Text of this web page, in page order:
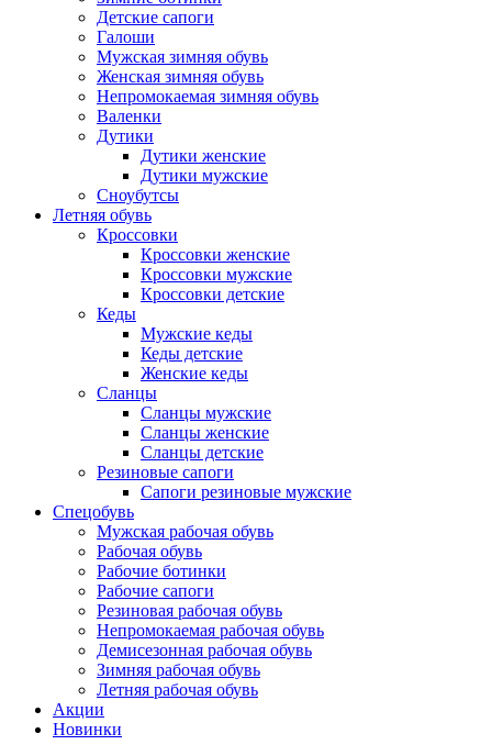
Детские сапоги
Галоши
Мужская зимняя обувь
Женская зимняя обувь
Непромокаемая зимняя обувь
Валенки
Дутики
Дутики женские
Дутики мужские
Сноубутсы
Летняя обувь
Кроссовки
Кроссовки женские
Кроссовки мужские
Кроссовки детские
Кеды
Мужские кеды
Кеды детские
Женские кеды
Сланцы
Сланцы мужские
Сланцы женские
Сланцы детские
Резиновые сапоги
Сапоги резиновые мужские
Спецобувь
Мужская рабочая обувь
Рабочая обувь
Рабочие ботинки
Рабочие сапоги
Резиновая рабочая обувь
Непромокаемая рабочая обувь
Демисезонная рабочая обувь
Зимняя рабочая обувь
Летняя рабочая обувь
Акции
Новинки